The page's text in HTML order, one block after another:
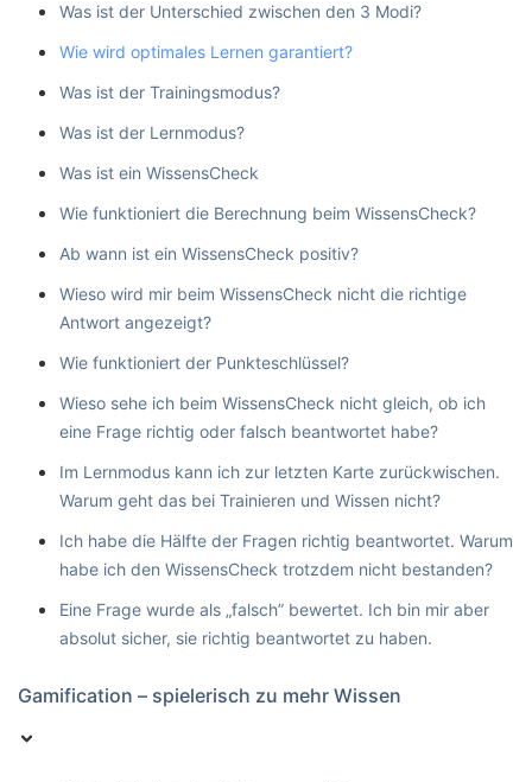
Was ist der Unterschied zwischen den 3 Modi?
Wie wird optimales Lernen garantiert?
Was ist der Trainingsmodus?
Was ist der Lernmodus?
Was ist ein WissensCheck
Wie funktioniert die Berechnung beim WissensCheck?
Ab wann ist ein WissensCheck positiv?
Wieso wird mir beim WissensCheck nicht die richtige
Antwort angezeigt?
Wie funktioniert der Punkteschlüssel?
Wieso sehe ich beim WissensCheck nicht gleich, ob ich
eine Frage richtig oder falsch beantwortet habe?
Im Lernmodus kann ich zur letzten Karte zurückwischen.
Warum geht das bei Trainieren und Wissen nicht?
Ich habe die Hälfte der Fragen richtig beantwortet. Warum
habe ich den WissensCheck trotzdem nicht bestanden?
Eine Frage wurde als „falsch” bewertet. Ich bin mir aber
absolut sicher, sie richtig beantwortet zu haben.
Gamification – spielerisch zu mehr Wissen